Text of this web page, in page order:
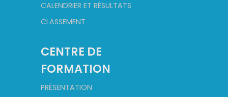
CALENDRIER ET RÉSULTATS
CLASSEMENT
CENTRE DE
FORMATION
PRÉSENTATION